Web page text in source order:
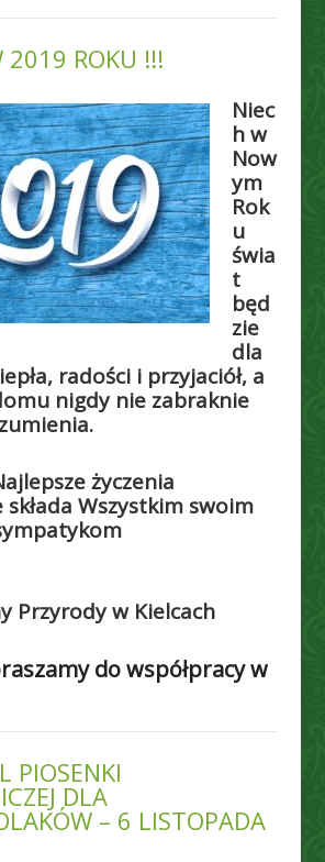
2019 ROKU !!!
Niec
h w
Now
ym
Rok
u
świa
t
będ
zie
dla
radości i przyjaciół, a
nigdy nie zabraknie
życzenia
Wszystkim swoim
Przyrody w Kielcach
do współpracy w
PIOSENKI
DLA
– 6 LISTOPADA